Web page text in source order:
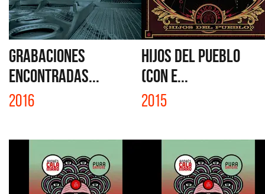
GRABACIONES
ENCONTRADAS...
2016
HIJOS DEL PUEBLO
(CON E...
2015